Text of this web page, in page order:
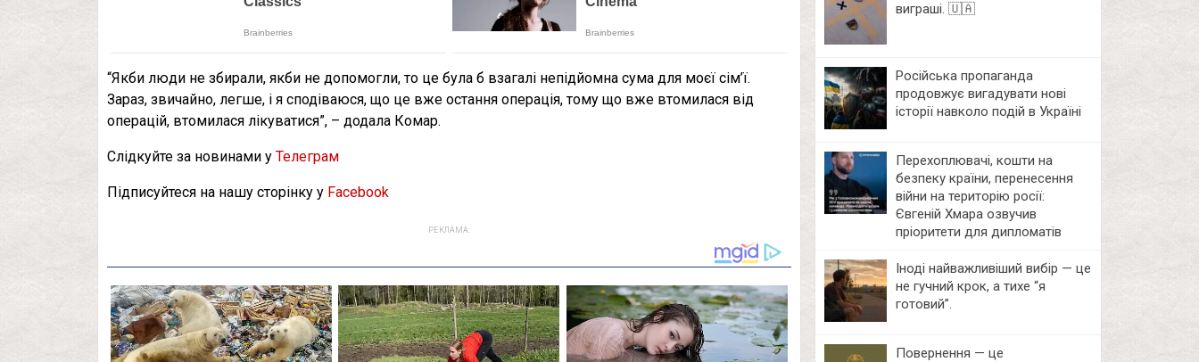
“Якби люди не збирали, якби не допомогли, то це була б взагалі непідйомна сума для моєї сім’ї.
Зараз, звичайно, легше, і я сподіваюся, що це вже остання операція, тому що вже втомилася від
операцій, втомилася лікуватися”, – додала Комар.
Слідкуйте за новинами у Телеграм
Підписуйтеся на нашу сторінку у Facebook
РЕКЛАМА:
виграші. 🇺🇦
Російська пропаганда
продовжує вигадувати нові
історії навколо подій в Україні
Перехоплювачі, кошти на
безпеку країни, перенесення
війни на територію росії:
Євгеній Хмара озвучив
пріоритети для дипломатів
Іноді найважливіший вибір — це
не гучний крок, а тихе “я
готовий”.
Повернення — це